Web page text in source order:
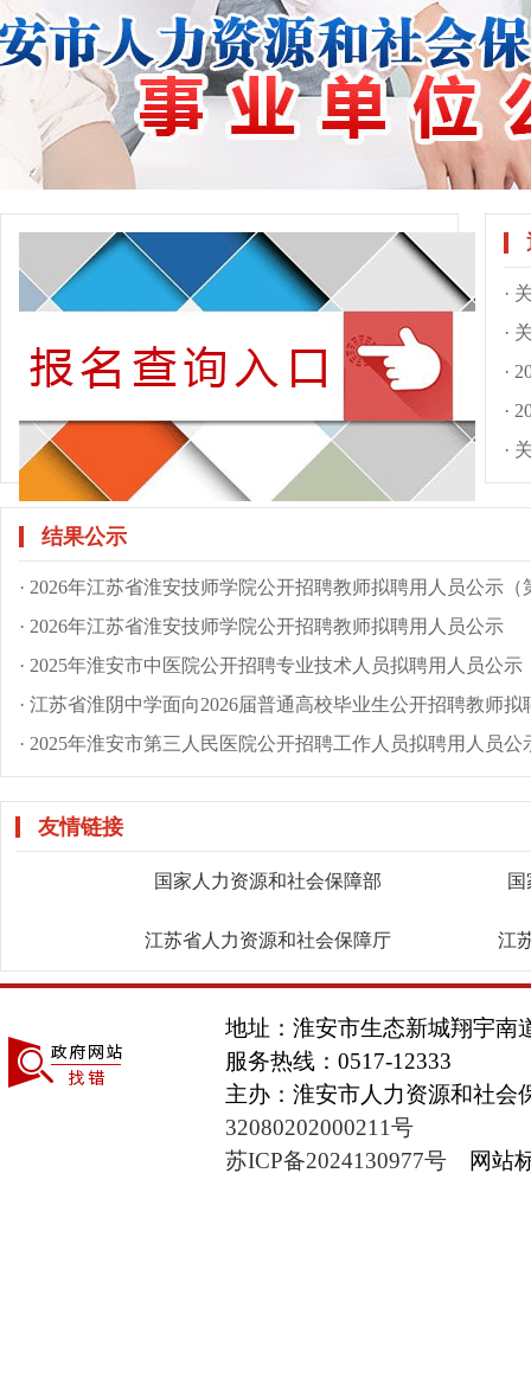
·
·
·
·
·
结果公示
· 2026年江苏省淮安技师学院公开招聘教师拟聘用人员公示（
· 2026年江苏省淮安技师学院公开招聘教师拟聘用人员公示
· 2025年淮安市中医院公开招聘专业技术人员拟聘用人员公示
· 江苏省淮阴中学面向2026届普通高校毕业生公开招聘教师拟
· 2025年淮安市第三人民医院公开招聘工作人员拟聘用人员公
友情链接
国家人力资源和社会保障部
江苏省人力资源和社会保障厅 江
地址：淮安市生态新城翔宇
服务热线：0517-12333
主办：淮安市人力资源和社
32080202000211号
苏ICP备2024130977号 网站